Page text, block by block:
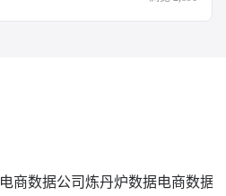
电商数据公司炼丹炉数据电商数据